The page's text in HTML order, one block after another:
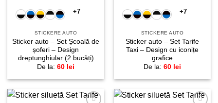
+7
STICKERE AUTO
Sticker auto – Set Școală de
șoferi – Design
dreptunghiular (2 bucăți)
De la: 60 lei
+7
STICKERE AUTO
Sticker auto – Set Tarife
Taxi – Design cu iconițe
grafice
De la: 60 lei